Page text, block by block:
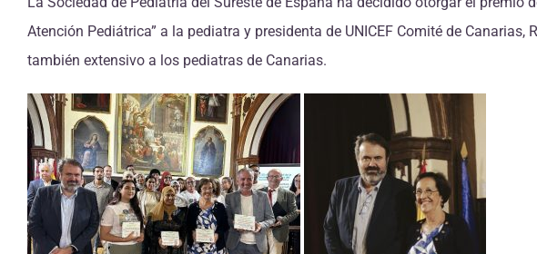
Atención Pediátrica” a la pediatra y presidenta de UNICEF Comité de Canarias,
también extensivo a los pediatras de Canarias.